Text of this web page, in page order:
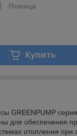
Розница
Купить
GREENPUMP
для обеспечения
отопления при